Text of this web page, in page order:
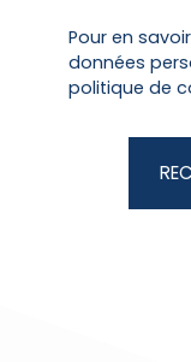
Pour en
données
politique de